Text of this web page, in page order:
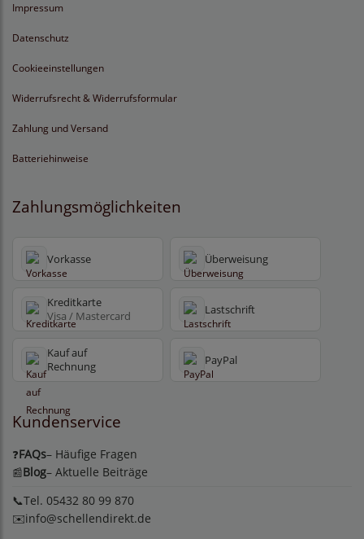
Impressum
Datenschutz
Cookieeinstellungen
Widerrufsrecht & Widerrufsformular
Zahlung und Versand
Batteriehinweise
Zahlungsmöglichkeiten
Vorkasse Überweisung
Kreditkarte
Visa / Mastercard Lastschrift
Kauf auf
Rechnung
PayPal
Kundenservice
❓FAQs– Häufige Fragen
📰Blog– Aktuelle Beiträge
📞Tel. 05432 80 99 870
✉️info@schellendirekt.de